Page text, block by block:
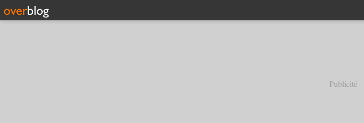
Publicité